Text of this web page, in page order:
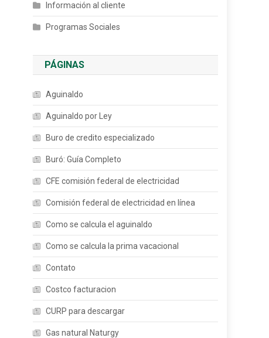
Información al cliente
Programas Sociales
PÁGINAS
Aguinaldo
Aguinaldo por Ley
Buro de credito especializado
Buró: Guía Completo
CFE comisión federal de electricidad
Comisión federal de electricidad en línea
Como se calcula el aguinaldo
Como se calcula la prima vacacional
Contato
Costco facturacion
CURP para descargar
Gas natural Naturgy